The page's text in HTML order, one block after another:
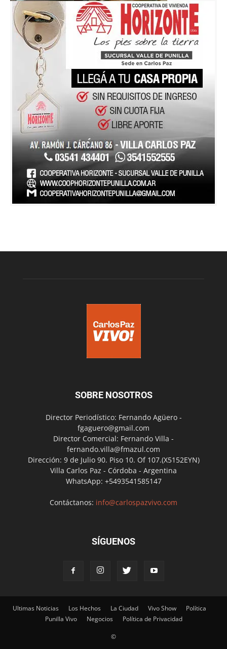
SOBRE NOSOTROS
Director Periodístico: Fernando Agüero -
fgaguero@gmail.com
Director Comercial: Fernando Villa -
fernando.villa@fmazul.com
Dirección: 9 de Julio 90. Piso 10. Of 107.(X5152EYN)
Villa Carlos Paz - Córdoba - Argentina
WhatsApp: +5493541585147
Contáctanos: info@carlospazvivo.com
SÍGUENOS
Ultimas Noticias Los Hechos La Ciudad Vivo Show
Política
Punilla Vivo
Negocios Política de Privacidad
©